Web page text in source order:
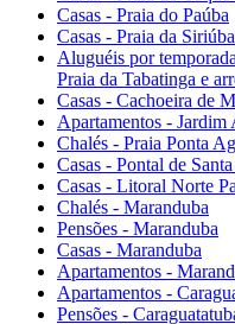
Casas - Praia do Paúba
Casas - Praia da Siriúba
Aluguéis por
Praia da Tabatinga e
Casas - Cachoeira de
Apartamentos - Jardim
Chalés - Praia Ponta
Casas - Pontal de
Casas - Litoral Norte
Chalés - Maranduba
Pensões - Maranduba
Casas - Maranduba
Apartamentos -
Apartamentos -
Pensões -